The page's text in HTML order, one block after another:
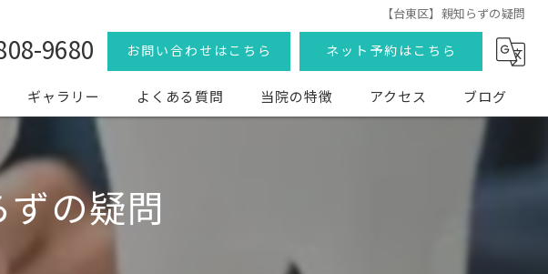
【台東区】親知らずの疑問
9680 お問い合わせはこちら ネット予約はこちら
ギャラリー よくある質問 当院の特徴 アクセス ブログ
の疑問